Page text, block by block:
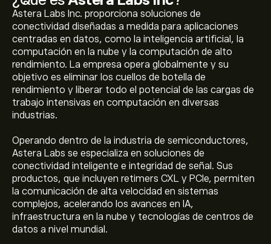
Astera Labs Inc. proporciona soluciones de
conectividad diseñadas a medida para aplicaciones
centradas en datos, como la inteligencia artificial, la
computación en la nube y la computación de alto
rendimiento. La empresa opera globalmente y su
objetivo es eliminar los cuellos de botella de
rendimiento y liberar todo el potencial de las cargas de
trabajo intensivas en computación en diversas
industrias.
Operando dentro de la industria de semiconductores,
Astera Labs se especializa en soluciones de
conectividad inteligente e integridad de señal. Sus
productos, que incluyen retimers CXL y PCIe, permiten
la comunicación de alta velocidad en sistemas
complejos, acelerando los avances en IA,
infraestructura en la nube y tecnologías de centros de
datos a nivel mundial.